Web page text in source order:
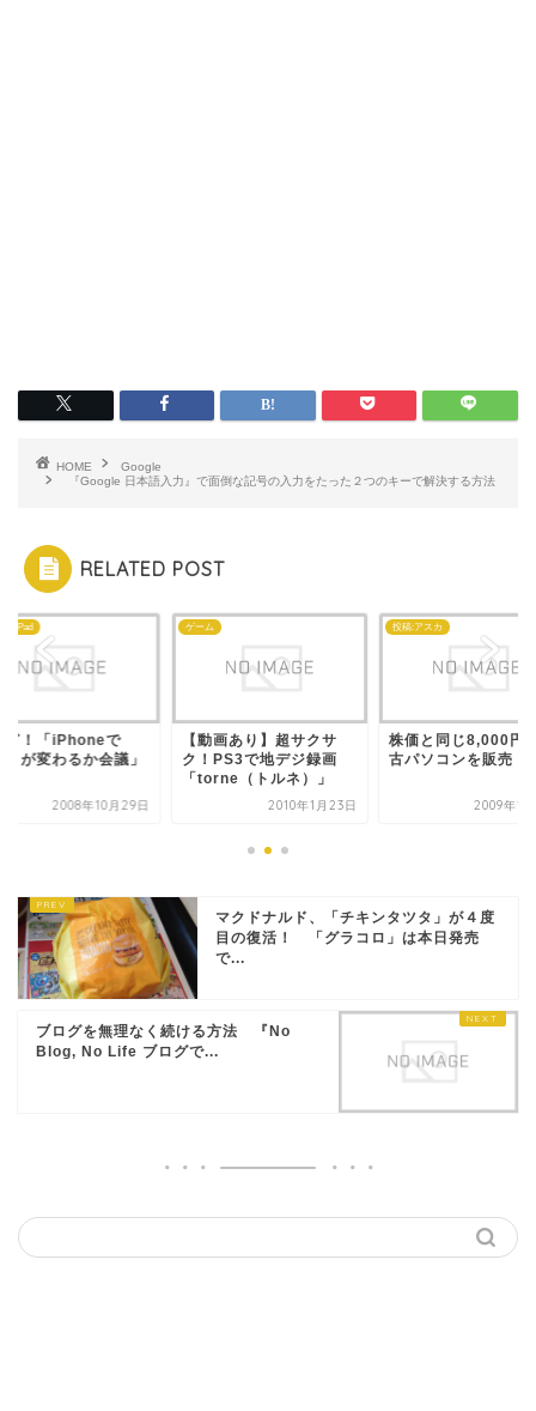
HOME
Google
『Google 日本語入力』で面倒な記号の入力をたった２つのキーで解決する方法
RELATED POST
・iPad
ぎ！「iPhoneで
』が変わるか会議」
2008年10月29日
ゲーム
【動画あり】超サクサ
ク！PS3で地デジ録画
「torne（トルネ）」
2010年1月23日
投稿:アスカ
株価と同じ8,000円
古パソコンを販売！
2009年1
マクドナルド、「チキンタツタ」が４度
目の復活！ 「グラコロ」は本日発売
で...
ブログを無理なく続ける方法 『No
Blog, No Life ブログで...